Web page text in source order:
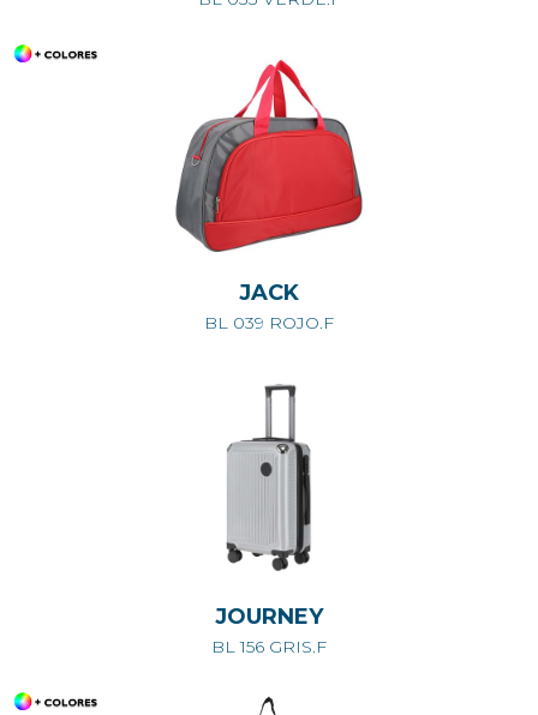
JACK
BL 039 ROJO.F
JOURNEY
BL 156 GRIS.F